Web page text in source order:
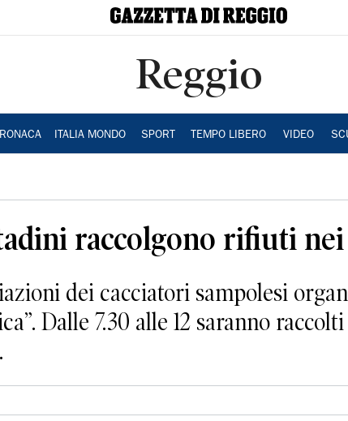
Reggio
ITALIA MONDO SPORT TEMPO LIBERO VIDEO
raccolgono rifiuti
dei cacciatori sampolesi
Dalle 7.30 alle 12 saranno